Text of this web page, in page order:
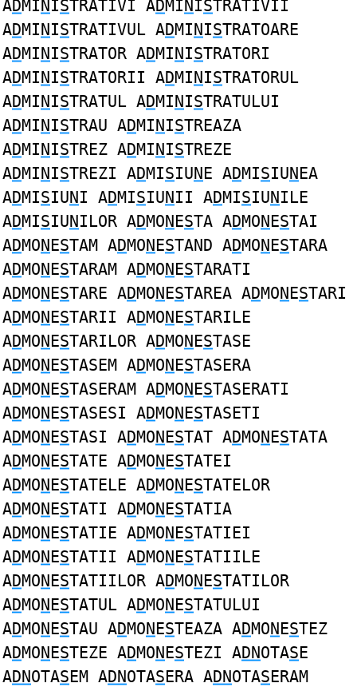
ADMINISTRATIVI ADMINISTRATIVII
ADMINISTRATIVUL ADMINISTRATOARE
ADMINISTRATOR ADMINISTRATORI
ADMINISTRATORII ADMINISTRATORUL
ADMINISTRATUL ADMINISTRATULUI
ADMINISTRAU ADMINISTREAZA
ADMINISTREZ ADMINISTREZE
ADMINISTREZI ADMISIUNE ADMISIUNEA
ADMISIUNI ADMISIUNII ADMISIUNILE
ADMISIUNILOR ADMONESTA ADMONESTAI
ADMONESTAM ADMONESTAND ADMONESTARA
ADMONESTARAM ADMONESTARATI
ADMONESTARE ADMONESTAREA ADMONESTARI
ADMONESTARII ADMONESTARILE
ADMONESTARILOR ADMONESTASE
ADMONESTASEM ADMONESTASERA
ADMONESTASERAM ADMONESTASERATI
ADMONESTASESI ADMONESTASETI
ADMONESTASI ADMONESTAT ADMONESTATA
ADMONESTATE ADMONESTATEI
ADMONESTATELE ADMONESTATELOR
ADMONESTATI ADMONESTATIA
ADMONESTATIE ADMONESTATIEI
ADMONESTATII ADMONESTATIILE
ADMONESTATIILOR ADMONESTATILOR
ADMONESTATUL ADMONESTATULUI
ADMONESTAU ADMONESTEAZA ADMONESTEZ
ADMONESTEZE ADMONESTEZI ADNOTASE
ADNOTASEM ADNOTASERA ADNOTASERAM